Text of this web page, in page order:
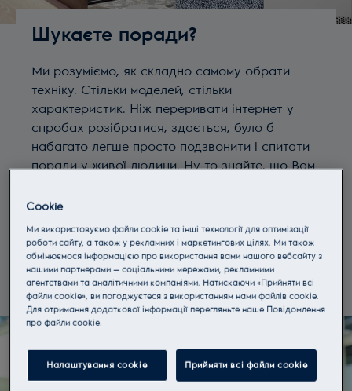
Шукаєте поради?
Ми розуміємо, як складно самому обрати
техніку. Стільки моделей, стільки
характеристик. Ніж переривати інтернет у
спробах розібратися, здається, було б
набагато легше просто подзвонити і спитати
поради у живої людини. Ну то знайте, що Вам
Замовити консультацію
Cookie
Ми використовуємо файли cookie та інші технології для оптимізації
роботи сайту, а також у рекламних і маркетингових цілях. Ми також
обмінюємося інформацією про використання вами нашого вебсайту з
нашими партнерами — соціальними мережами, рекламними
агентствами та аналітичними компаніями. Натискаючи «Прийняти всі
файли cookie», ви погоджуєтеся з використанням нами файлів cookie.
Для отримання додаткової інформації перегляньте наше Пoвідомлення
прo файли cookie.
Налаштування cookie Прийняти всі файли сookie